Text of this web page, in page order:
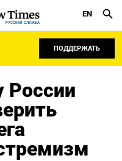
РУССКАЯ СЛУЖБА
EN
ПОДДЕРЖАТЬ
России